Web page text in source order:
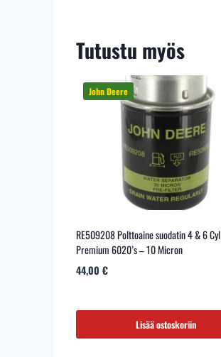
Tutustu myös
RE509208 Polttoaine suodatin 4 & 6 Cyl
Premium 6020’s – 10 Micron
44,00 €
Lisää ostoskoriin